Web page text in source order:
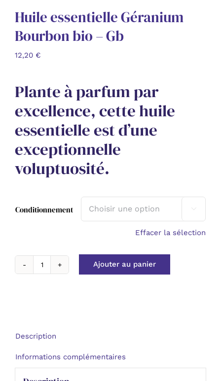
Huile essentielle Géranium
Bourbon bio – Gb
12,20 €
Plante à parfum par
excellence, cette huile
essentielle est d’une
exceptionnelle
voluptuosité.
Conditionnement 
Effacer la sélection
quantité
-
Ajouter au panier
Description
Informations complémentaires